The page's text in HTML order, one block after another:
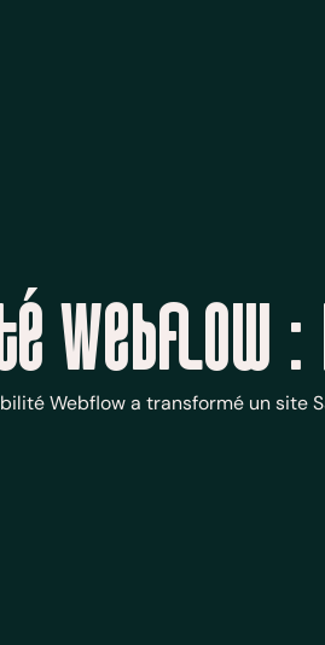
Webflow :
Webflow a transformé un site